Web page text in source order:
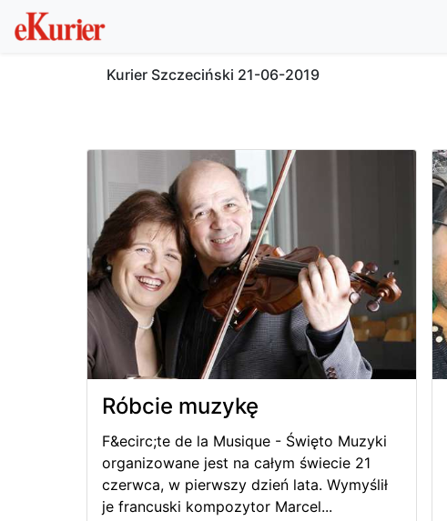
Kurier Szczeciński 21-06-2019
Róbcie muzykę
F&ecirc;te de la Musique - Święto Muzyki
organizowane jest na całym świecie 21
czerwca, w pierwszy dzień lata. Wymyślił
je francuski kompozytor Marcel...